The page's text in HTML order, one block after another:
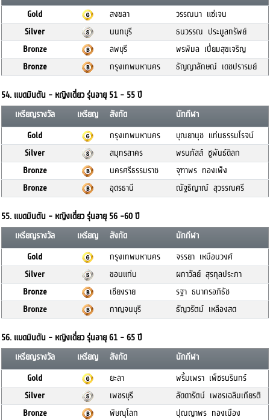
Gold
สงขลา
วรรณนา แซ่เจน
Silver
นนทบุรี
ธนวรรณ ประมูลทรัพย์
Bronze
ลพบุรี
พรพิมล เปี่ยมสุขเจริญ
Bronze
กรุงเทพมหานคร ธัญญาลักษณ์ เดชปรารมย์
54. แบดมินตัน - หญิงเดี่ยว รุ่นอายุ 51 - 55 ปี
เหรียญรางวัล
เหรียญ สังกัด
นักกีฬา
Gold
กรุงเทพมหานคร
บุณยานุช แท่นธรรมโรจน์
Silver
สมุทรสาคร
พรนภัสส์ ชูพันธ์ดิลก
Bronze
นครศรีธรรมราช
จุฑาพร ทองเพ็ง
Bronze
อุดรธานี ณัฐธิญาณ์ สุวรรณศรี
55. แบดมินตัน - หญิงเดี่ยว รุ่นอายุ 56 -60 ปี
เหรียญรางวัล
เหรียญ สังกัด
นักกีฬา
Gold
กรุงเทพมหานคร
จรรยา เหมือนวงศ์
Silver
ขอนแก่น
ผกาวัลย์ สุรกุลประภา
Bronze
เชียงราย
รฐา ธนากรอภิธัช
Bronze
กาญจนบุรี ธัญวรัตม์ เหลืองสด
56. แบดมินตัน - หญิงเดี่ยว รุ่นอายุ 61 - 65 ปี
เหรียญรางวัล
เหรียญ สังกัด
นักกีฬา
Gold
ยะลา
พริ้มเพรา เพ็ชรนรินทร์
Silver
เพชรบุรี
ลัดดารัตน์ เพชรเฉลิมเกียรติ
Bronze
พิษณุโลก
ปุณญาพร ทองเมือง